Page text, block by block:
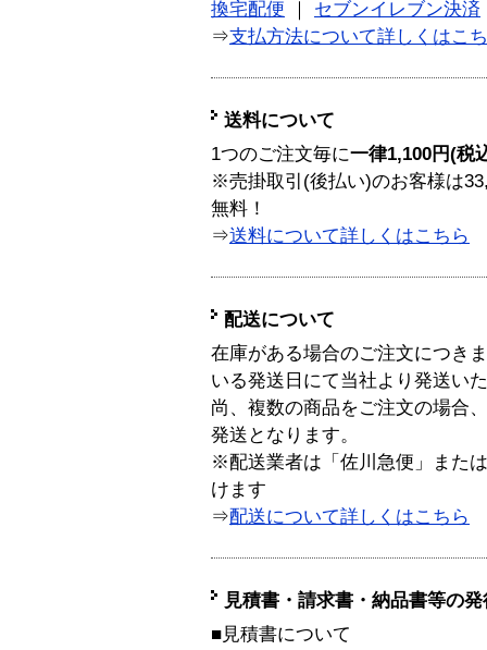
換宅配便
セブンイレブン決済
⇒支払方法について詳しくはこ
送料について
1つのご注文毎に一律1,100円(税
※売掛取引(後払い)のお客様は
無料！
⇒送料について詳しくはこちら
配送について
在庫がある場合のご注文につき
いる発送日にて当社より発送い
尚、複数の商品をご注文の場合
発送となります。
※配送業者は「佐川急便」また
けます
⇒配送について詳しくはこちら
見積書・請求書・納品書等の
■見積書について